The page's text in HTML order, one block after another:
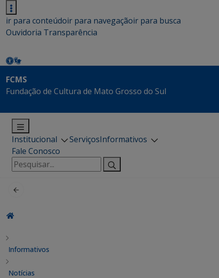
ir para conteúdoir para navegaçãoir para busca
Ouvidoria Transparência
FCMS
Fundação de Cultura de Mato Grosso do Sul
Institucional ServiçosInformativos
Fale Conosco
Pesquisar
por:
Informativos
Notícias